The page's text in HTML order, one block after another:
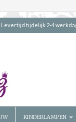
Levertijd tijdelijk 2-4
KINDERLAMPEN